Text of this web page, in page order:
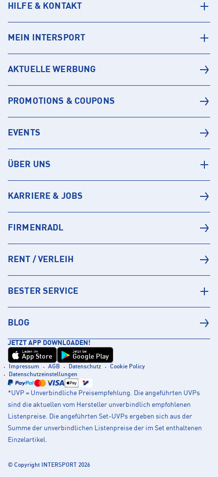
HILFE & KONTAKT
MEIN INTERSPORT
AKTUELLE WERBUNG
PROMOTIONS & COUPONS
EVENTS
ÜBER UNS
KARRIERE & JOBS
FIRMENRADL
RENT / VERLEIH
BESTER SERVICE
BLOG
JETZT APP DOWNLOADEN!
Laden im
App Store
Jetzt bei
Google Play
Impressum AGB Datenschutz
Cookie Policy
Datenschutzeinstellungen
*UVP = Unverbindliche Preisempfehlung. Die angeführten UVPs
sind die aktuellen vom Hersteller unverbindlich empfohlenen
Listenpreise. Die angeführten Set-UVPs ergeben sich aus der
Summe der unverbindlichen Listenpreise der im Set enthaltenen
Einzelartikel.
© Copyright INTERSPORT 2026